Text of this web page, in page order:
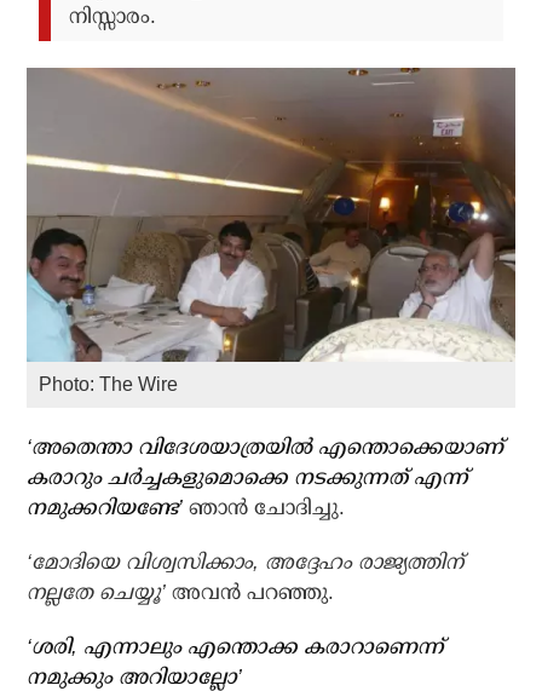
നിസ്സാരം.
Photo: The Wire
‘അതെന്താ വിദേശയാത്രയില്‍ എന്തൊക്കെയാണ്
കരാറും ചര്‍ച്ചകളുമൊക്കെ നടക്കുന്നത് എന്ന്
നമുക്കറിയണ്ടേ’ ഞാന്‍ ചോദിച്ചു.
‘മോദിയെ വിശ്വസിക്കാം, അദ്ദേഹം രാജ്യത്തിന്
നല്ലതേ ചെയ്യൂ’ അവന്‍ പറഞ്ഞു.
‘ശരി, എന്നാലും എന്തൊക്ക കരാറാണെന്ന്
നമുക്കും അറിയാല്ലോ’